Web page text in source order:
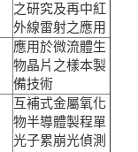
之研究及再中紅
外線雷射之應用
應用於微流體生
物晶片之樣本製
備技術
互補式金屬氧化
物半導體製程單
光子累崩光偵測